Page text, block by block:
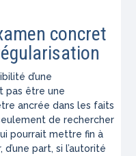
concret
d’une
pas être une
ancrée dans les faits
de rechercher
pourrait mettre fin à
part, si l’autorité